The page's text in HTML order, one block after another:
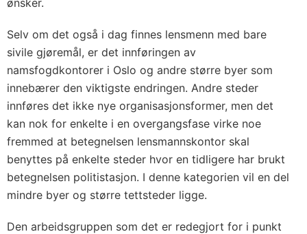
ønsker.
Selv om det også i dag finnes lensmenn med bare
sivile gjøremål, er det innføringen av
namsfogdkontorer i Oslo og andre større byer som
innebærer den viktigste endringen. Andre steder
innføres det ikke nye organisasjonsformer, men det
kan nok for enkelte i en overgangsfase virke noe
fremmed at betegnelsen lensmannskontor skal
benyttes på enkelte steder hvor en tidligere har brukt
betegnelsen politistasjon. I denne kategorien vil en del
mindre byer og større tettsteder ligge.
Den arbeidsgruppen som det er redegjort for i punkt